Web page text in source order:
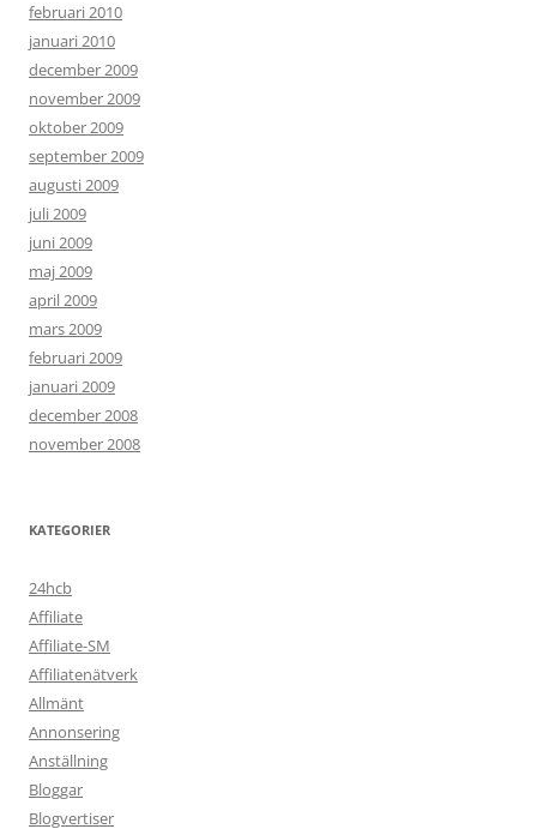
februari 2010
januari 2010
december 2009
november 2009
oktober 2009
september 2009
augusti 2009
juli 2009
juni 2009
maj 2009
april 2009
mars 2009
februari 2009
januari 2009
december 2008
november 2008
KATEGORIER
24hcb
Affiliate
Affiliate-SM
Affiliatenätverk
Allmänt
Annonsering
Anställning
Bloggar
Blogvertiser